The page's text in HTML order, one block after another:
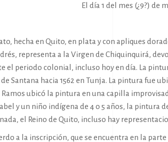
El día 1 del mes (¿9?) de
hecha en Quito, en plata y con apliques
representa a la Virgen de Chiquinquirá,
el periodo colonial, incluso hoy en día. La
Santana hacia 1562 en Tunja. La pintura fue
ubicó la pintura en una capilla
y un niño indígena de 4 o 5 años, la pintura
el Reino de Quito, incluso hay
a la inscripción, que se encuentra en la